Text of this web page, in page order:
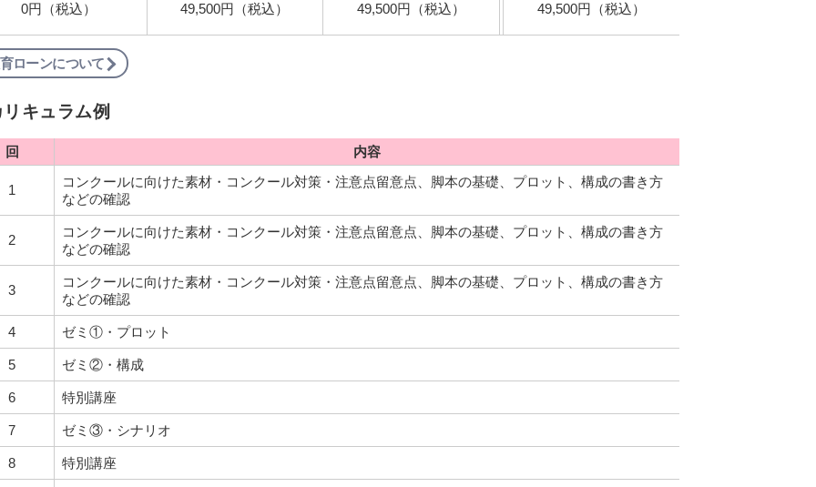
0円（税込） 49,500円（税込） 49,500円（税込） 49,500円（税込）
ローンについて
キュラム例
回 内容
1
コンクールに向けた素材・コンクール対策・注意点留意点、脚本の基礎、プロット、構成の書き方
などの確認
2
コンクールに向けた素材・コンクール対策・注意点留意点、脚本の基礎、プロット、構成の書き方
などの確認
3
コンクールに向けた素材・コンクール対策・注意点留意点、脚本の基礎、プロット、構成の書き方
などの確認
4 ゼミ①・プロット
5 ゼミ②・構成
6 特別講座
7 ゼミ③・シナリオ
8 特別講座